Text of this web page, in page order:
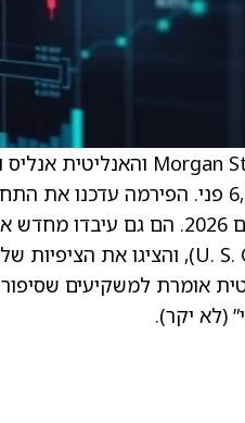
מ‑6,200 פני. הפירמה
הכספים 2026. הם גם
אומרת למשקיעים
(לא יקר).